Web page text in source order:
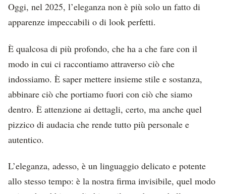
Oggi, nel 2025, l’eleganza non è più solo un fatto di
apparenze impeccabili o di look perfetti.
È qualcosa di più profondo, che ha a che fare con il
modo in cui ci raccontiamo attraverso ciò che
indossiamo. È saper mettere insieme stile e sostanza,
abbinare ciò che portiamo fuori con ciò che siamo
dentro. È attenzione ai dettagli, certo, ma anche quel
pizzico di audacia che rende tutto più personale e
autentico.
L’eleganza, adesso, è un linguaggio delicato e potente
allo stesso tempo: è la nostra firma invisibile, quel modo